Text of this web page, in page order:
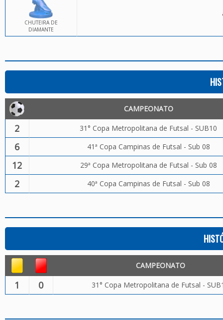
CHUTEIRA DE
DIAMANTE
CAMPEONATO
2 31° Copa Metropolitana de Futsal - SUB10
6 41ª Copa Campinas de Futsal - Sub 08
12 29ª Copa Metropolitana de Futsal - Sub 08
2 40ª Copa Campinas de Futsal - Sub 08
CAMPEONATO
1 0 31° Copa Metropolitana de Futsal -